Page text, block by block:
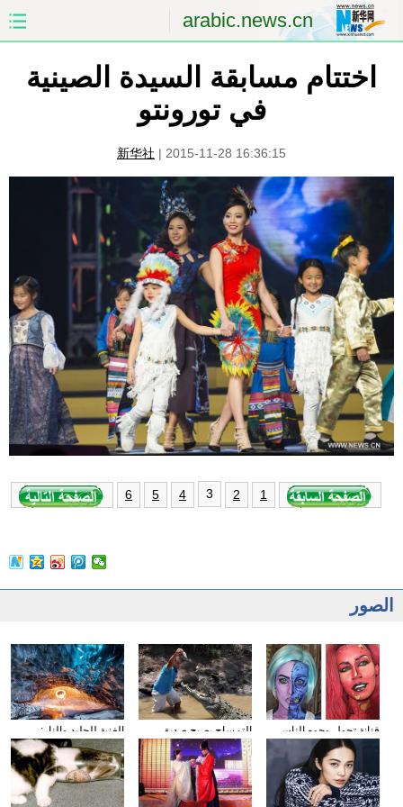
arabic.news.cn
الصفحة الأولى
الشرق الأوسط
الاقتصاد
العلوم والصحة الثقافة والتعليم
الرياضة السياحة والبيئة
مؤتمر صحفى للخارجية الصور
اختتام مسابقة السيدة الصينية
في تورونتو
新华社 | 2015-11-28 16:36:15
1
2
3
4
5
6
الصور
الغنية للجليد والنار:
المصور يلتقط صورا في
الأنهار الجليدية
التمساح يصبح صديق
الناس في كوستا ريكا
فنانة تحول وجوه الناس
إلى الشخصيات الكرتونية
باستخدام الماكياج